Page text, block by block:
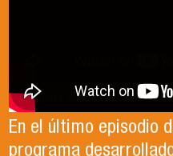
En el último episodio
Antonia egresó de la
Internacionales de la
en el año 2023.
El Departamento de
colaboración con la
Ciencia Política